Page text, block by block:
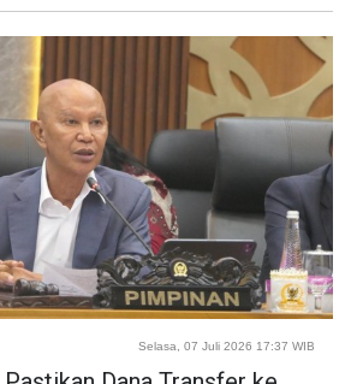
Selasa, 07 Juli 2026 17:37 WIB